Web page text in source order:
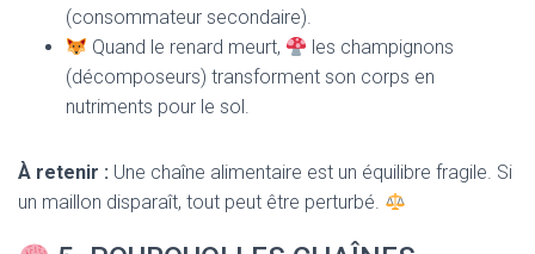
(consommateur secondaire).
Quand le renard meurt,
les champignons
(décomposeurs) transforment son corps en
nutriments pour le sol.
À retenir : Une chaîne alimentaire est un équilibre fragile. Si
un maillon disparaît, tout peut être perturbé.